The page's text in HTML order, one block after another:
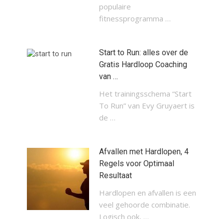
populaire
fitnessprogramma …
Start to Run: alles over de
Gratis Hardloop Coaching
van …
Het trainingsschema “Start
To Run” van Evy Gruyaert is
de …
Afvallen met Hardlopen, 4
Regels voor Optimaal
Resultaat
Hardlopen en afvallen is een
veel gehoorde combinatie.
Logisch ook, …